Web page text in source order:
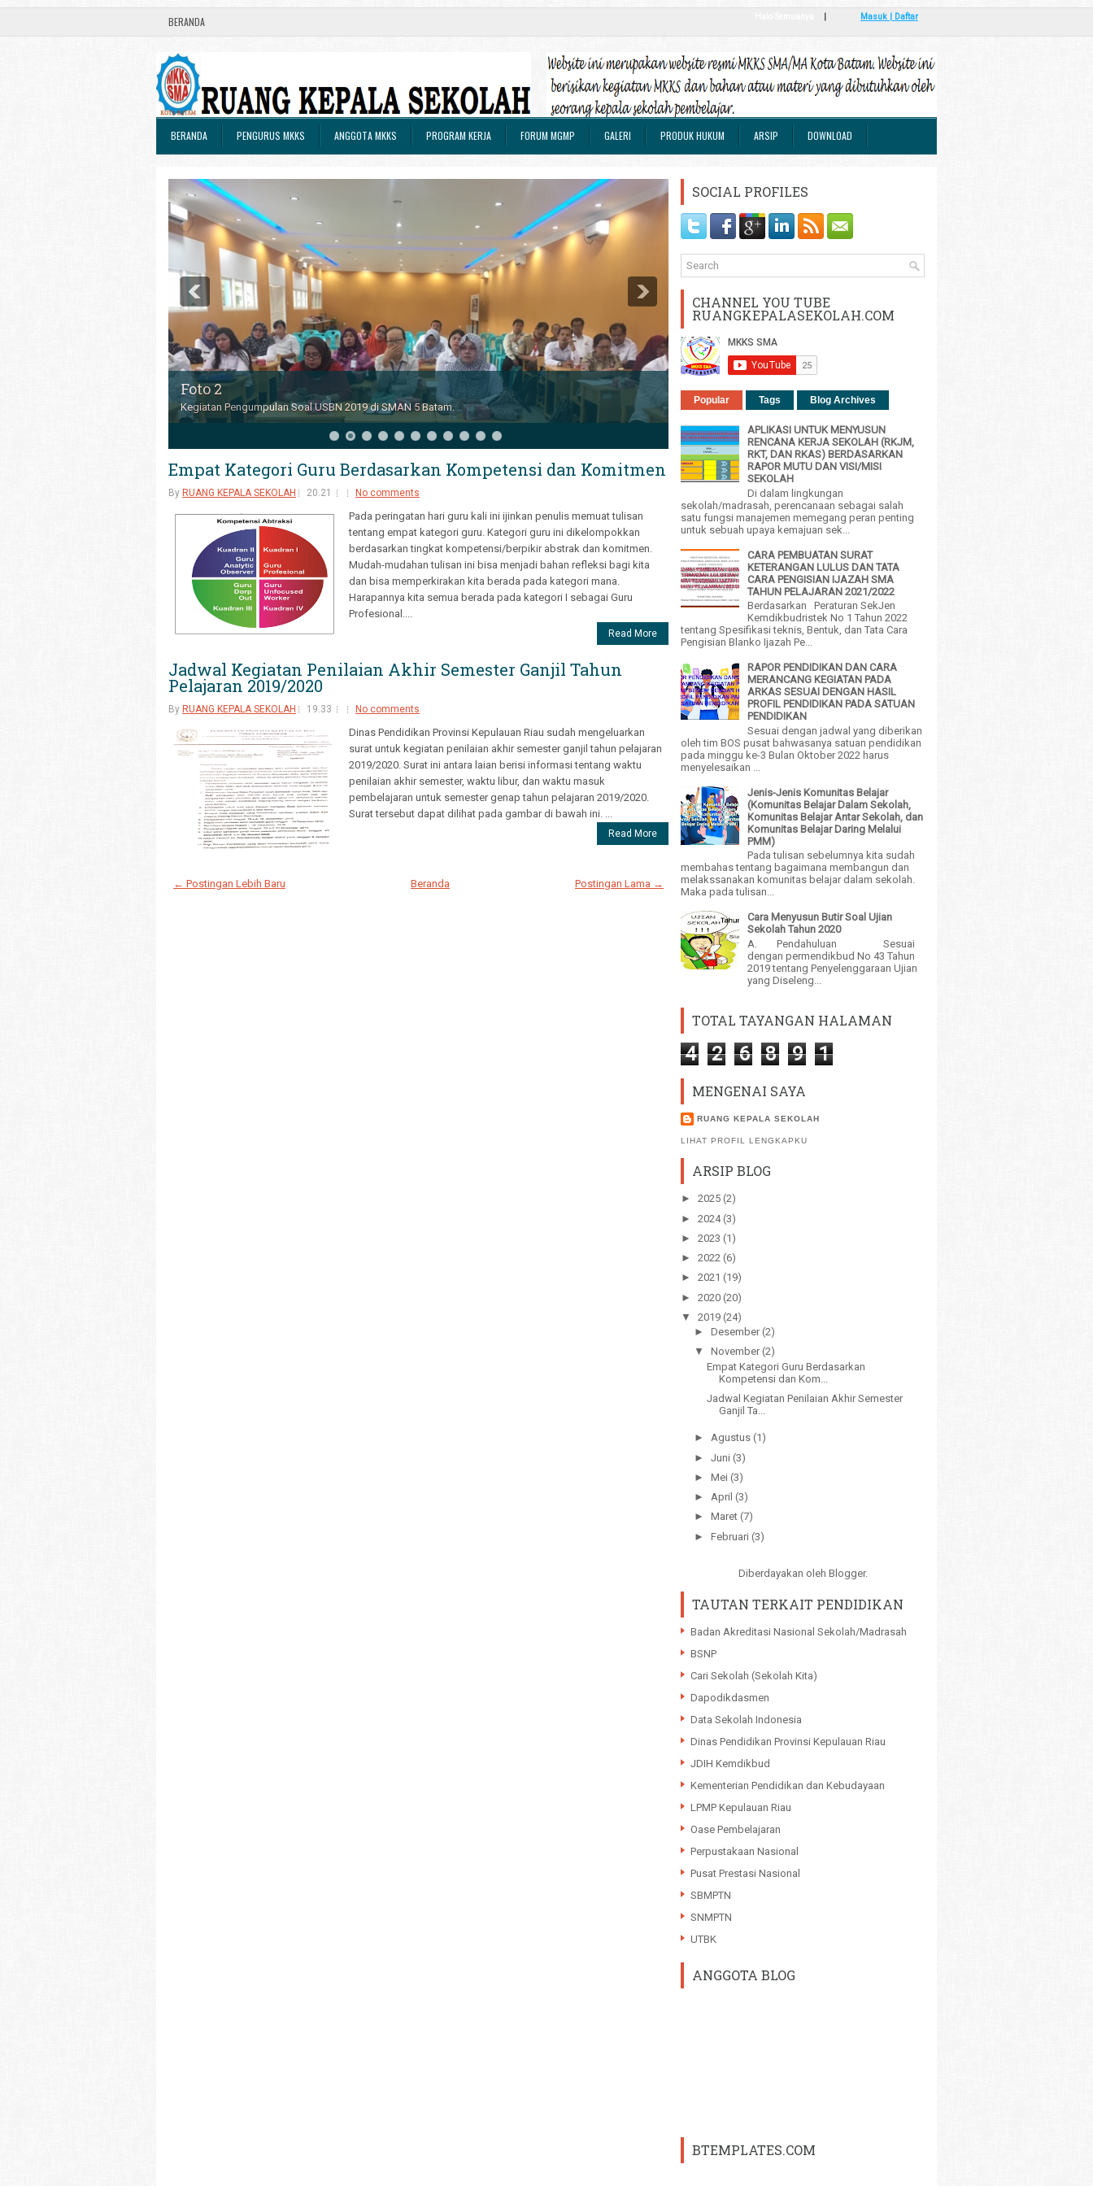
BERANDA
BERANDA PENGURUS MKKS ANGGOTA MKKS PROGRAM KERJA FORUM MGMP GALERI PRODUK HUKUM ARSIP DOWNLOAD
Foto 3
Kegiatan Seleksi Olimpiade Sains Tingkat Kota Tahun 2019 di SMAN 3 Batam.
Empat Kategori Guru Berdasarkan Kompetensi dan Komitmen
By RUANG KEPALA SEKOLAH 20.21 No comments
Pada peringatan hari guru kali ini ijinkan penulis memuat tulisan
tentang empat kategori guru. Kategori guru ini dikelompokkan
berdasarkan tingkat kompetensi/berpikir abstrak dan komitmen.
Mudah-mudahan tulisan ini bisa menjadi bahan refleksi bagi kita
dan bisa memperkirakan kita berada pada kategori mana.
Harapannya kita semua berada pada kategori I sebagai Guru
Profesional....
Read More
Jadwal Kegiatan Penilaian Akhir Semester Ganjil Tahun
Pelajaran 2019/2020
By RUANG KEPALA SEKOLAH 19.33 No comments
Dinas Pendidikan Provinsi Kepulauan Riau sudah mengeluarkan
surat untuk kegiatan penilaian akhir semester ganjil tahun pelajaran
2019/2020. Surat ini antara laian berisi informasi tentang waktu
penilaian akhir semester, waktu libur, dan waktu masuk
pembelajaran untuk semester genap tahun pelajaran 2019/2020.
Surat tersebut dapat dilihat pada gambar di bawah ini. ...
Read More
← Postingan Lebih Baru Postingan Lama →
Beranda
SOCIAL PROFILES
CHANNEL YOU TUBE
RUANGKEPALASEKOLAH.COM
Popular Tags Blog Archives
APLIKASI UNTUK MENYUSUN
RENCANA KERJA SEKOLAH (RKJM,
RKT, DAN RKAS) BERDASARKAN
RAPOR MUTU DAN VISI/MISI
SEKOLAH
Di dalam lingkungan
sekolah/madrasah, perencanaan sebagai salah
satu fungsi manajemen memegang peran penting
untuk sebuah upaya kemajuan sek...
CARA PEMBUATAN SURAT
KETERANGAN LULUS DAN TATA
CARA PENGISIAN IJAZAH SMA
TAHUN PELAJARAN 2021/2022
Berdasarkan Peraturan SekJen
Kemdikbudristek No 1 Tahun 2022
tentang Spesifikasi teknis, Bentuk, dan Tata Cara
Pengisian Blanko Ijazah Pe...
RAPOR PENDIDIKAN DAN CARA
MERANCANG KEGIATAN PADA
ARKAS SESUAI DENGAN HASIL
PROFIL PENDIDIKAN PADA SATUAN
PENDIDIKAN
Sesuai dengan jadwal yang diberikan
oleh tim BOS pusat bahwasanya satuan pendidikan
pada minggu ke-3 Bulan Oktober 2022 harus
menyelesaikan ...
Jenis-Jenis Komunitas Belajar
(Komunitas Belajar Dalam Sekolah,
Komunitas Belajar Antar Sekolah, dan
Komunitas Belajar Daring Melalui
PMM)
Pada tulisan sebelumnya kita sudah
membahas tentang bagaimana membangun dan
melakssanakan komunitas belajar dalam sekolah.
Maka pada tulisan...
Cara Menyusun Butir Soal Ujian
Sekolah Tahun 2020
A. Pendahuluan Sesuai
dengan permendikbud No 43 Tahun
2019 tentang Penyelenggaraan Ujian
yang Diseleng...
TOTAL TAYANGAN HALAMAN
4 2 6 8 9 1
MENGENAI SAYA
RUANG KEPALA SEKOLAH
LIHAT PROFIL LENGKAPKU
ARSIP BLOG
► 2025 (2)
► 2024(3)
► 2023 (1)
► 2022 (6)
► 2021 (19)
► 2020 (20)
▼ 2019 (24)
► Desember(2)
▼ November(2)
Empat Kategori Guru Berdasarkan
Kompetensi dan Kom...
Jadwal Kegiatan Penilaian Akhir Semester
Ganjil Ta...
► Agustus (1)
► Juni (3)
► Mei (3)
► April (3)
► Maret (7)
► Februari (3)
Diberdayakan oleh Blogger.
TAUTAN TERKAIT PENDIDIKAN
Badan Akreditasi Nasional Sekolah/Madrasah
BSNP
Cari Sekolah (Sekolah Kita)
Dapodikdasmen
Data Sekolah Indonesia
Dinas Pendidikan Provinsi Kepulauan Riau
JDIH Kemdikbud
Kementerian Pendidikan dan Kebudayaan
LPMP Kepulauan Riau
Oase Pembelajaran
Perpustakaan Nasional
Pusat Prestasi Nasional
SBMPTN
SNMPTN
UTBK
ANGGOTA BLOG
BTEMPLATES.COM
| Masuk | Daftar